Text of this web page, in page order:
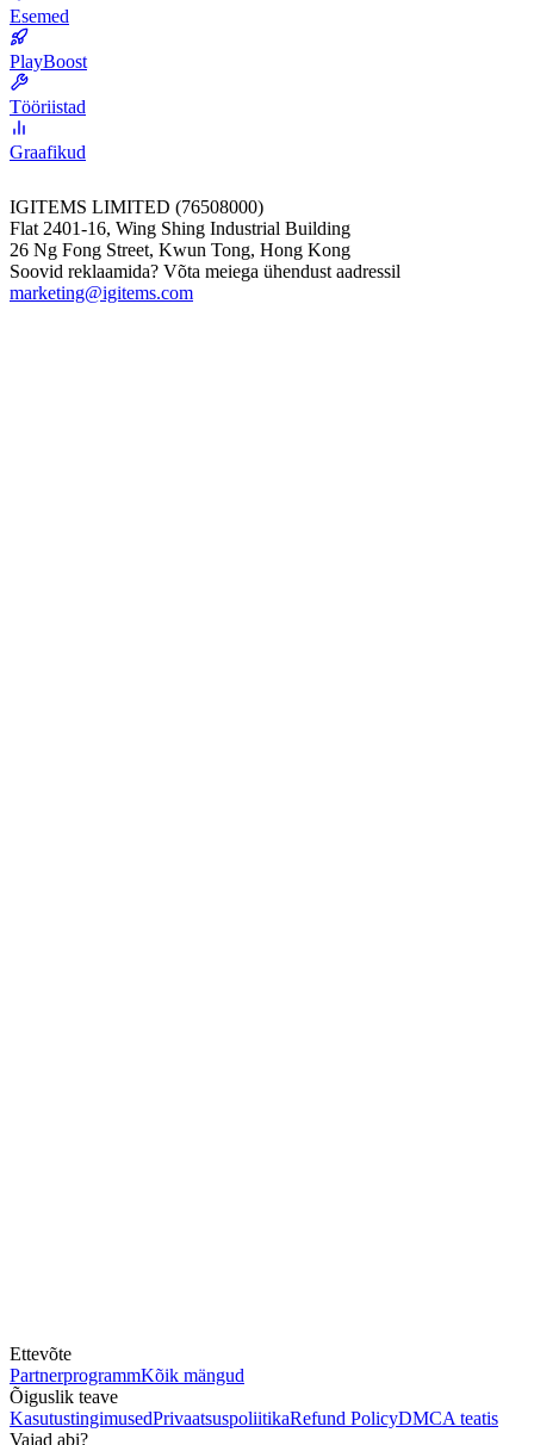
Esemed
PlayBoost
Tööriistad
Graafikud
IGITEMS LIMITED (76508000)
Flat 2401-16, Wing Shing Industrial Building
26 Ng Fong Street, Kwun Tong, Hong Kong
Soovid reklaamida? Võta meiega ühendust aadressil
marketing@igitems.com
Ettevõte
PartnerprogrammKõik mängud
Õiguslik teave
KasutustingimusedPrivaatsuspoliitikaRefund PolicyDMCA teatis
Vajad abi?